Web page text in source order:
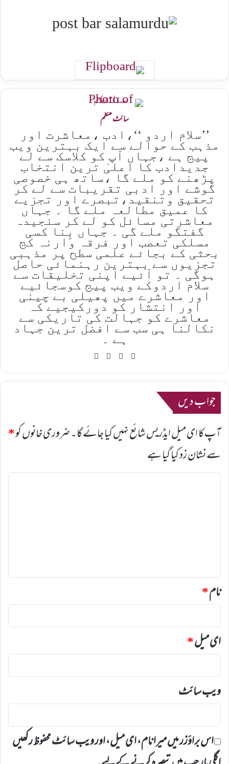
سائٹ منتظم
’’سلام اردو ‘‘،ادب ،معاشرت اور
مذہب کے حوالے سے ایک بہترین ویب
پیج ہے ،جہاں آپ کو کلاسک سے لے
جدیدادب کا اعلیٰ ترین انتخاب
پڑھنے کو ملے گا ،ساتھ ہی خصوصی
گوشے اور ادبی تقریبات سے لے کر
تحقیق وتنقید،تبصرے اور تجزیے
کا عمیق مطالعہ ملے گا ۔ جہاں
معاشرتی مسائل کو لے کر سنجیدہ
گفتگو ملے گی ۔ جہاں بِنا کسی
مسلکی تعصب اور فرقہ وارنہ کج
بحثی کے بجائے علمی سطح پر مذہبی
تجزیوں سے بہترین رہنمائی حاصل
ہوگی ۔ تو آئیے اپنی تخلیقات سے
سلام اردوکے ویب پیج کوسجائیے
اور معاشرے میں پھیلی بے چینی
اور انتشار کو دورکیجیے کہ
معاشرے کو جہالت کی تاریکی سے
نکالنا ہی سب سے افضل ترین جہاد
ہے ۔
Website
Facebook
X
جواب دیں
آپ کا ای میل ایڈریس شائع نہیں کیا جائے گا۔ضروری خانوں کو*
سے نشان زد کیا گیا ہے
ت
نام*
ای میل*
ویب‌ سائٹ
اس براؤزر میں میرا نام، ای میل، اور ویب سائٹ محفوظ رکھیں